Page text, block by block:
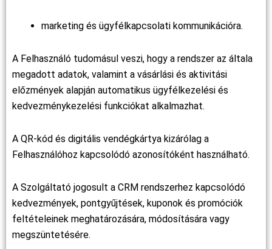
marketing és ügyfélkapcsolati kommunikációra.
A Felhasználó tudomásul veszi, hogy a rendszer az általa
megadott adatok, valamint a vásárlási és aktivitási
előzmények alapján automatikus ügyfélkezelési és
kedvezménykezelési funkciókat alkalmazhat.
A QR-kód és digitális vendégkártya kizárólag a
Felhasználóhoz kapcsolódó azonosítóként használható.
A Szolgáltató jogosult a CRM rendszerhez kapcsolódó
kedvezmények, pontgyűjtések, kuponok és promóciók
feltételeinek meghatározására, módosítására vagy
megszüntetésére.